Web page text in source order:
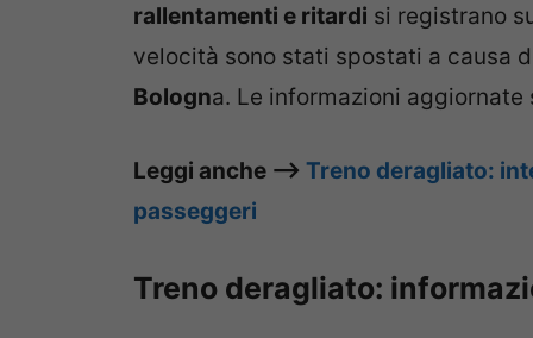
rallentamenti e ritardi si registrano
velocità sono stati spostati a causa
Bologna. Le informazioni
Leggi anche –> Treno deragliato:
passeggeri
Treno deragliato: